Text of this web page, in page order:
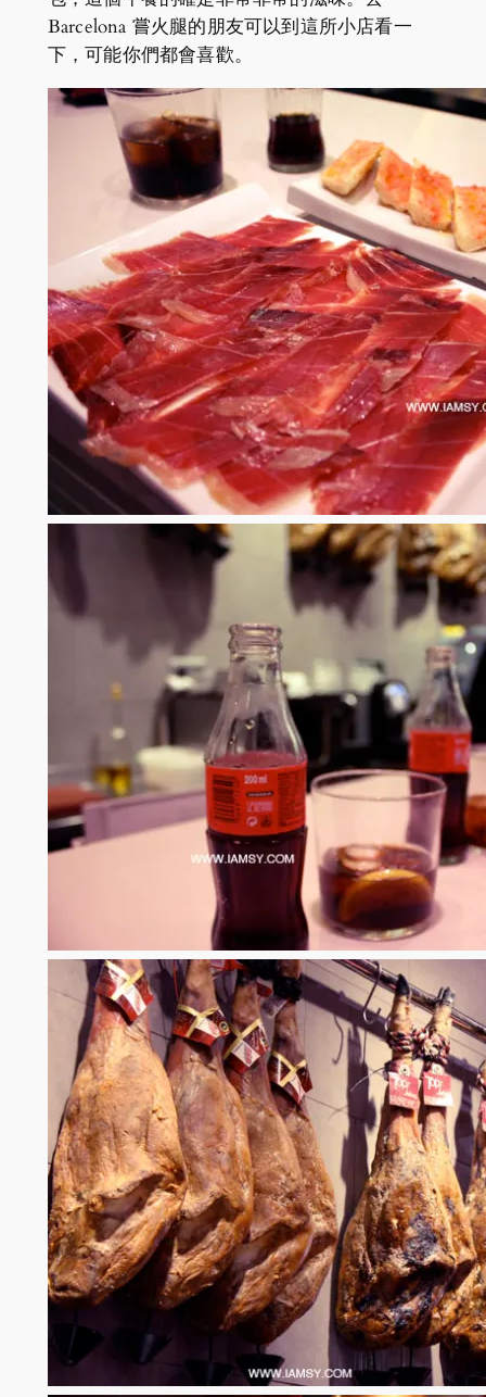
Barcelona 嘗火腿的朋友可以到這所小店看一
下，可能你們都會喜歡。